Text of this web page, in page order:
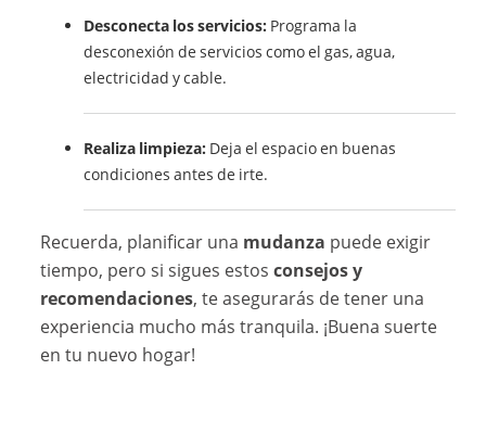
Desconecta los servicios: Programa la
desconexión de servicios como el gas, agua,
electricidad y cable.
Realiza limpieza: Deja el espacio en buenas
condiciones antes de irte.
Recuerda, planificar una mudanza puede exigir
tiempo, pero si sigues estosconsejos y
recomendaciones, te asegurarás de tener una
experiencia mucho más tranquila. ¡Buena suerte
en tu nuevo hogar!